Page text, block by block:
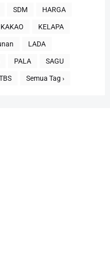
SDM HARGA
KAKAO KELAPA
LADA
PALA SAGU
Semua Tag ›